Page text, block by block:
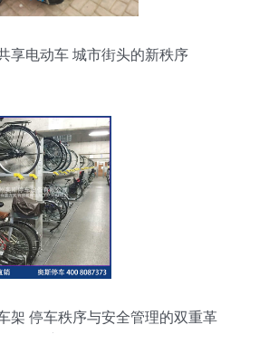
享电动车 城市街头的新秩序
架 停车秩序与安全管理的双重革